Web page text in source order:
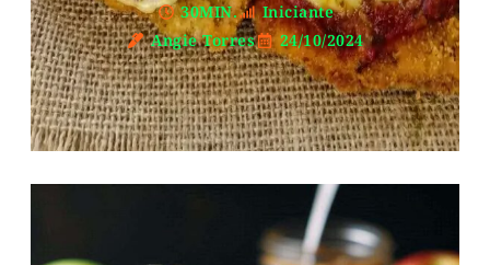
30MIN.
Iniciante
Angie Torres
24/10/2024